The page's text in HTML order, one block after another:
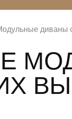
диваны